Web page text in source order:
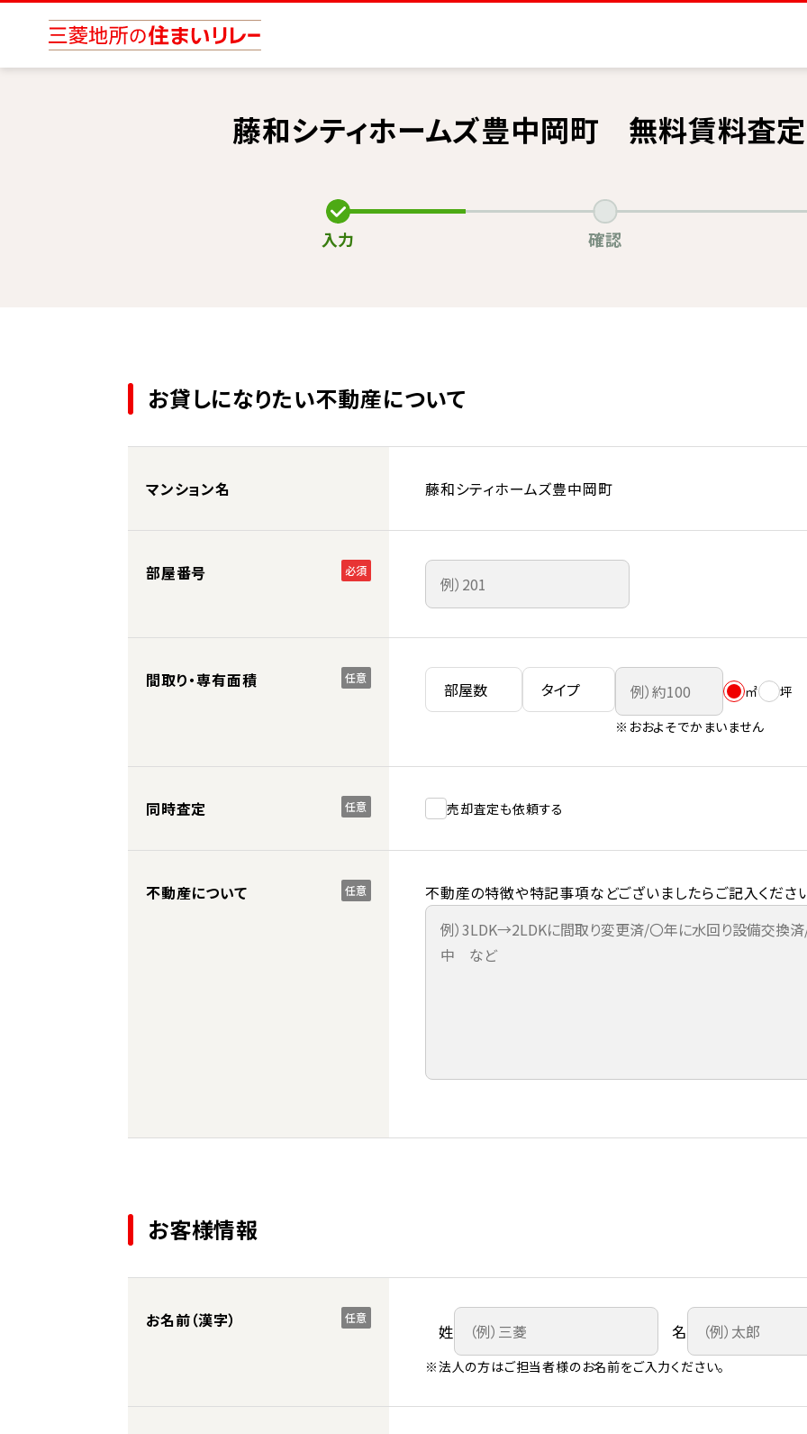
藤和シティホームズ豊中岡町 無料賃料査
入力 確認
お貸しになりたい不動産について
マンション名 藤和シティホームズ豊中岡町
部屋番号 必須
間取り・専有面積 任意
㎡
坪
※おおよそでかまいません
同時査定 任意 売却査定も依頼する
不動産について 任意 不動産の特徴や特記事項などございましたらご記入くださ
お客様情報
お名前（漢字） 任意
姓 名
※法人の方はご担当者様のお名前をご入力ください。